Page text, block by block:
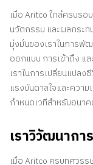
คําถามที่พบบ่อย
เมื่อ Aritco ใกล้ครบรอ
นวัตกรรม และผลกระ
มุ่งมั่นของเราในการพั
ออกแบบ การเข้าถึง แ
เราในการเปลี่ยนแปล
แรงบันดาลใจและความ
กําหนดเวทีสําหรับอนา
เราวิวัฒนาการ
เมื่อ Aritco ครบทศวรร